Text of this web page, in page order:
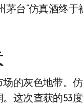
茅台”仿真酒终
的灰色地带。
这次查获的53